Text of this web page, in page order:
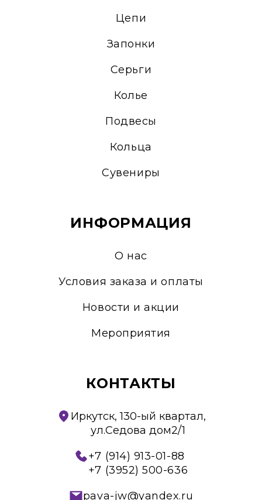
Цепи
Запонки
Серьги
Колье
Подвесы
Кольца
Сувениры
ИНФОРМАЦИЯ
О нас
Условия заказа и оплаты
Новости и акции
Мероприятия
КОНТАКТЫ
Иркутск, 130-ый квартал,
ул.Седова дом2/1
+7 (914) 913-01-88
+7 (3952) 500-636
pava-jw@yandex.ru